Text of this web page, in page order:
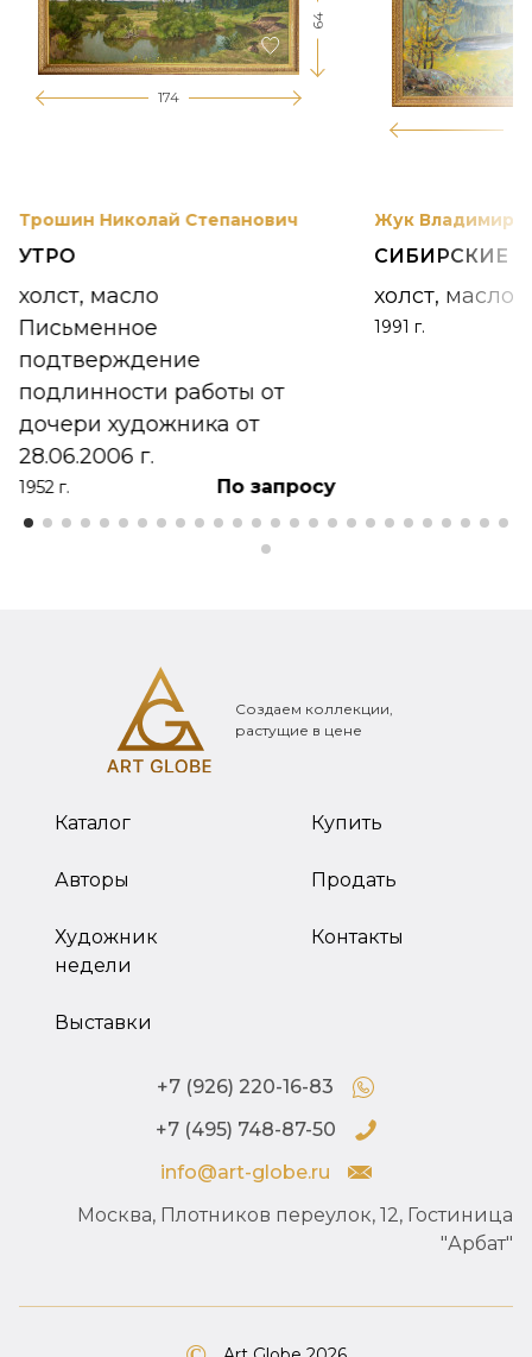
174
64
Трошин Николай Степанович
УТРО
холст, масло
Письменное
подтверждение
подлинности работы от
дочери художника от
28.06.2006 г.
1952 г. По запросу
Жук Владимир
СИБИРСКИЕ
холст, масло
1991 г.
Создаем коллекции,
растущие в цене
Каталог
Авторы
Художник
недели
Выставки
Купить
Продать
Контакты
+7 (926) 220-16-83
+7 (495) 748-87-50
info@art-globe.ru
Москва, Плотников переулок, 12, Гостиница
"Арбат"